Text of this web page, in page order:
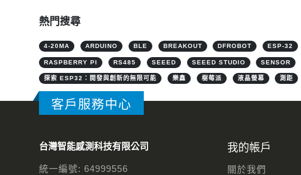
熱門搜尋
4-20MA ARDUINO BLE BREAKOUT DFROBOT ESP-32
RASPBERRY PI RS485 SEEED SEEED STUDIO SENSOR
探索 ESP32：開發與創新的無限可能 樂鑫 樹莓派 液晶螢幕 測距
客戶服務中心
台灣智能感測科技有限公司
統一編號: 64999556
我的帳戶
關於我們